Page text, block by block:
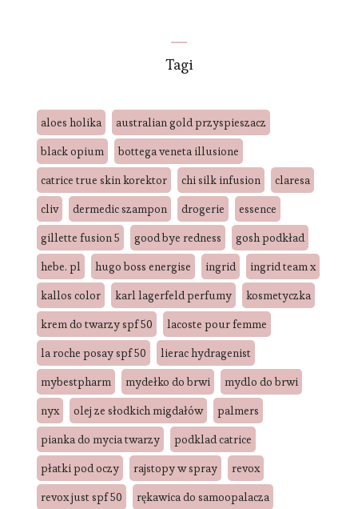
Tagi
aloes holika
australian gold przyspieszacz
black opium
bottega veneta illusione
catrice true skin korektor
chi silk infusion
claresa
cliv
dermedic szampon drogerie
essence
gillette fusion 5
good bye redness
gosh podkład
hebe. pl
hugo boss energise ingrid
ingrid team x
kallos color
karl lagerfeld perfumy
kosmetyczka
krem do twarzy spf 50
lacoste pour femme
la roche posay spf 50
lierac hydragenist
mybestpharm
mydełko do brwi
mydlo do brwi
nyx
olej ze słodkich migdałów
palmers
pianka do mycia twarzy
podklad catrice
płatki pod oczy
rajstopy w spray
revox
revox just spf 50
rękawica do samoopalacza